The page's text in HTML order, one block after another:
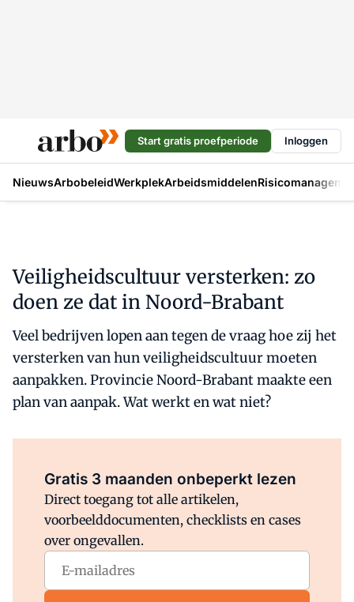
Start gratis proefperiode Inloggen
NieuwsArbobeleidWerkplekArbeidsmiddelen
Veiligheidscultuur versterken: zo
doen ze dat in Noord-Brabant
Veel bedrijven lopen aan tegen de vraag hoe zij het
versterken van hun veiligheidscultuur moeten
aanpakken. Provincie Noord-Brabant maakte een
plan van aanpak. Wat werkt en wat niet?
Gratis 3 maanden onbeperkt lezen
Direct toegang tot alle artikelen,
voorbeelddocumenten, checklists en cases
over ongevallen.